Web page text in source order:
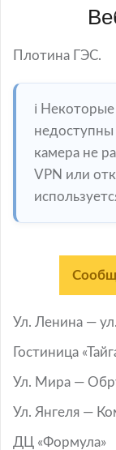
Плотина ГЭС.
ℹ️
недоступны
камера не
VPN или
Ул. Ленина —
Гостиница
Ул. Мира —
Ул. Янгеля —
ДЦ «Формула»